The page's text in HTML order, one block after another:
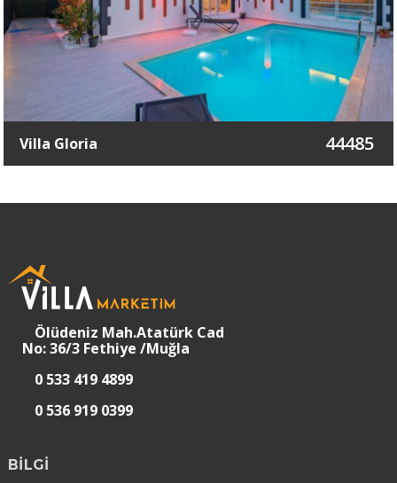
Villa Gloria 44485
Ölüdeniz Mah.Atatürk Cad
No: 36/3 Fethiye /Muğla
0 533 419 4899
0 536 919 0399
BİLGİ